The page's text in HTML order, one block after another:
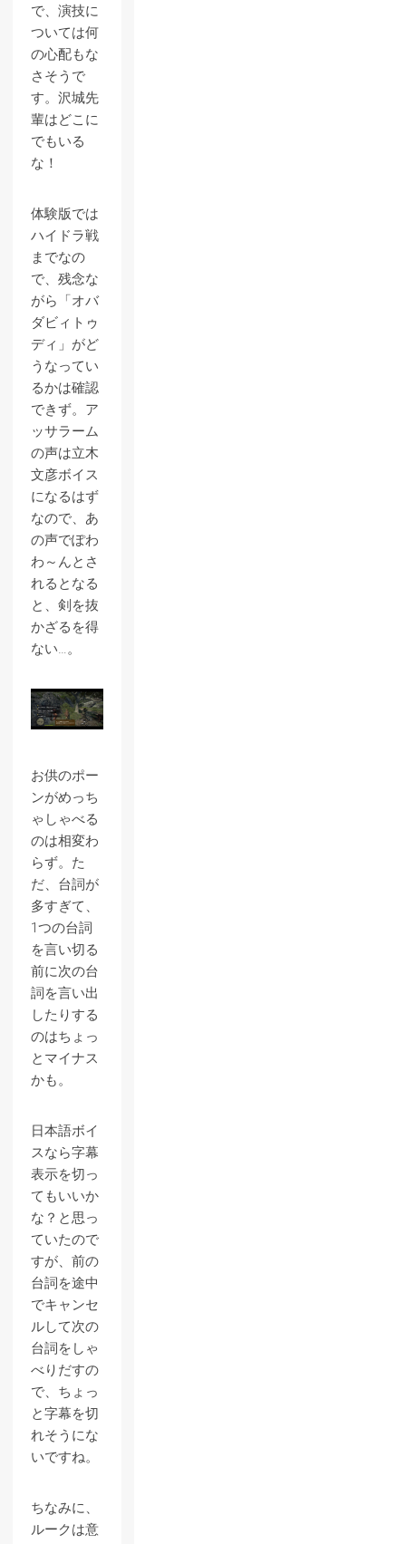
で、演技に
ついては何
の心配もな
さそうで
す。沢城先
輩はどこに
でもいる
な！
体験版では
ハイドラ戦
までなの
で、残念な
がら「オバ
ダビィトゥ
ディ」がど
うなってい
るかは確認
できず。ア
ッサラーム
の声は立木
文彦ボイス
になるはず
なので、あ
の声でぽわ
わ～んとさ
れるとなる
と、剣を抜
かざるを得
ない…。
お供のポー
ンがめっち
ゃしゃべる
のは相変わ
らず。た
だ、台詞が
多すぎて、
1つの台詞
を言い切る
前に次の台
詞を言い出
したりする
のはちょっ
とマイナス
かも。
日本語ボイ
スなら字幕
表示を切っ
てもいいか
な？と思っ
ていたので
すが、前の
台詞を途中
でキャンセ
ルして次の
台詞をしゃ
べりだすの
で、ちょっ
と字幕を切
れそうにな
いですね。
ちなみに、
ルークは意